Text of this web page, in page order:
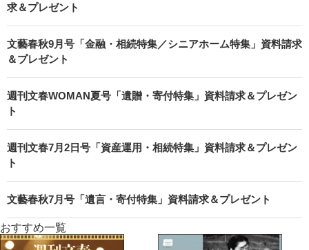
求＆プレゼント
文藝春秋9月号「金融・相続特集／シニアホーム特集」資料請求
＆プレゼント
週刊文春WOMAN夏号「遺贈・寄付特集」資料請求＆プレゼン
ト
週刊文春7月2日号「資産運用・相続特集」資料請求＆プレゼン
ト
文藝春秋7月号「遺言・寄付特集」資料請求＆プレゼント
おすすめ一覧